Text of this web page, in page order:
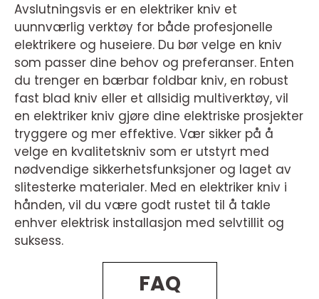
Avslutningsvis er en elektriker kniv et
uunnværlig verktøy for både profesjonelle
elektrikere og huseiere. Du bør velge en kniv
som passer dine behov og preferanser. Enten
du trenger en bærbar foldbar kniv, en robust
fast blad kniv eller et allsidig multiverktøy, vil
en elektriker kniv gjøre dine elektriske prosjekter
tryggere og mer effektive. Vær sikker på å
velge en kvalitetskniv som er utstyrt med
nødvendige sikkerhetsfunksjoner og laget av
slitesterke materialer. Med en elektriker kniv i
hånden, vil du være godt rustet til å takle
enhver elektrisk installasjon med selvtillit og
suksess.
FAQ